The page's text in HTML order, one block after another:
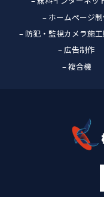
– ホームページ
– 防犯・監視カメラ施
– 広告制作
– 複合機